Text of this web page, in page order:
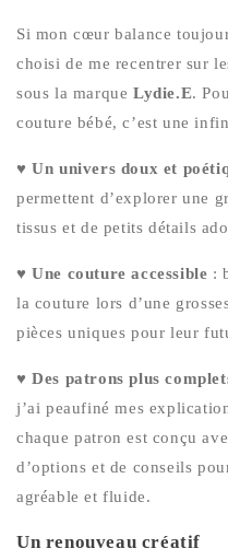
Si mon cœur balance
choisi de me recentrer sur
sous la marque Lydie.E.
couture bébé, c’est une
♥ Un univers doux et
permettent d’explorer une
tissus et de petits détails
♥ Une couture accessible :
la couture lors d’une
pièces uniques pour leur
♥ Des patrons plus
j’ai peaufiné mes
chaque patron est conçu
d’options et de conseils
agréable et fluide.
Un renouveau créatif